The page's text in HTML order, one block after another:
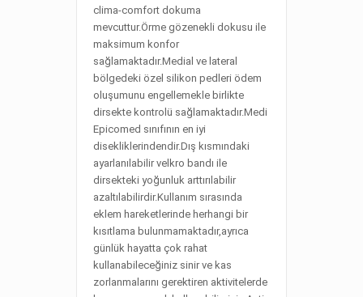
clima-comfort dokuma
mevcuttur.Örme gözenekli dokusu ile
maksimum konfor
sağlamaktadır.Medial ve lateral
bölgedeki özel silikon pedleri ödem
oluşumunu engellemekle birlikte
dirsekte kontrolü sağlamaktadır.Medi
Epicomed sınıfının en iyi
disekliklerindendir.Dış kısmındaki
ayarlanılabilir velkro bandı ile
dirsekteki yoğunluk arttırılabilir
azaltılabilirdir.Kullanım sırasında
eklem hareketlerinde herhangi bir
kısıtlama bulunmamaktadır,ayrıca
günlük hayatta çok rahat
kullanabileceğiniz sinir ve kas
zorlanmalarını gerektiren aktivitelerde